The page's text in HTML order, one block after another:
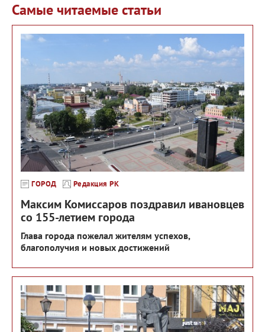
Самые читаемые статьи
ГОРОД Редакция РК
Максим Комиссаров поздравил ивановцев
со 155-летием города
Глава города пожелал жителям успехов,
благополучия и новых достижений